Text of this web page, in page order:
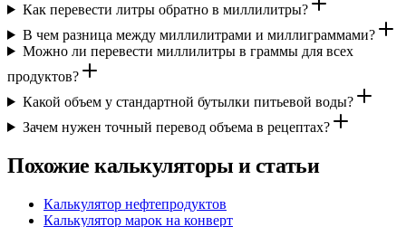
Как перевести литры обратно в миллилитры?
В чем разница между миллилитрами и миллиграммами?
Можно ли перевести миллилитры в граммы для всех
продуктов?
Какой объем у стандартной бутылки питьевой воды?
Зачем нужен точный перевод объема в рецептах?
Похожие калькуляторы и статьи
Калькулятор нефтепродуктов
Калькулятор марок на конверт